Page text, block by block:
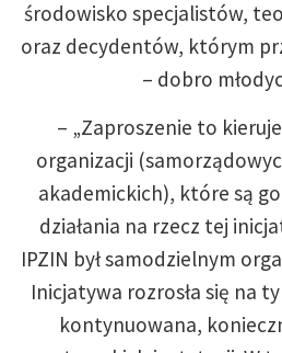
środowisko specjalistów,
oraz decydentów, którym
– dobro
– „Zaproszenie to
organizacji
akademickich), które są
działania na rzecz tej
IPZIN był samodzielnym
Inicjatywa rozrosła się na
kontynuowana,